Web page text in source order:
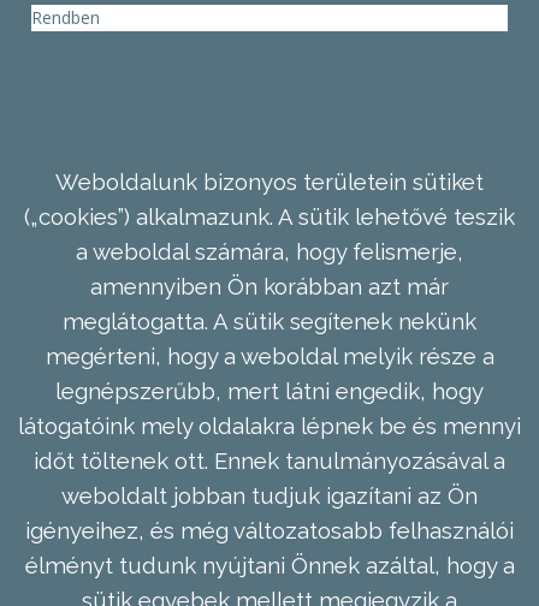
Rendben
Weboldalunk bizonyos területein sütiket
(„cookies”) alkalmazunk. A sütik lehetővé teszik
a weboldal számára, hogy felismerje,
amennyiben Ön korábban azt már
meglátogatta. A sütik segítenek nekünk
megérteni, hogy a weboldal melyik része a
legnépszerűbb, mert látni engedik, hogy
látogatóink mely oldalakra lépnek be és mennyi
időt töltenek ott. Ennek tanulmányozásával a
weboldalt jobban tudjuk igazítani az Ön
igényeihez, és még változatosabb felhasználói
élményt tudunk nyújtani Önnek azáltal, hogy a
sütik egyebek mellett megjegyzik a